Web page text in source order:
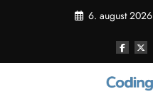
6. august 2026